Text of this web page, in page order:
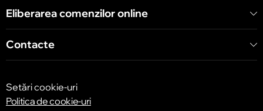
Chișinău
str. Arborilor 21, CC «Shopping MallDova»
Eliberarea comenzilor online
Contacte
Setări cookie-uri
Politica de cookie-uri